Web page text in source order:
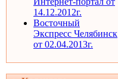
14.12.2012г.
Восточный
Экспресс Челябинск
от 02.04.2013г.